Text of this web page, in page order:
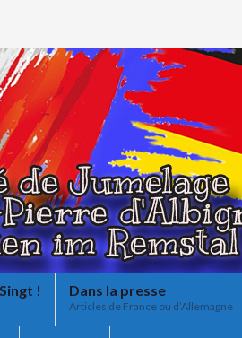
! Dans la presse
Articles de France ou d’Allemagne